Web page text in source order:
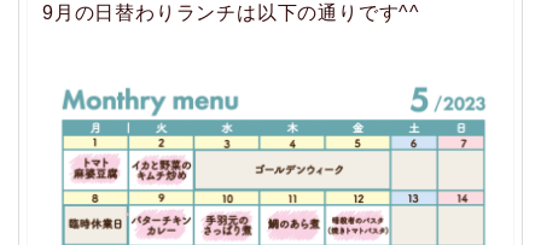
9月の日替わりランチは以下の通りです^^